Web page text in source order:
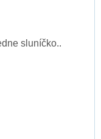
sluníčko..